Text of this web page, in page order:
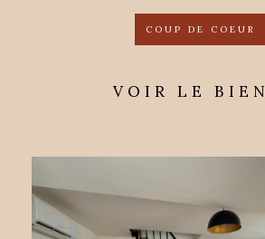
COUP DE COEUR
VOIR LE BIEN